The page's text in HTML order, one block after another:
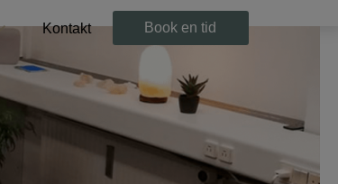
Kontakt Book en tid